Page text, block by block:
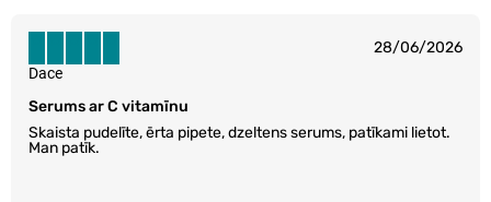
28/06/2026
Serums ar C vitamīnu
Skaista pudelīte, ērta pipete, dzeltens serums, patīkami lietot.
Man patīk.
Dace